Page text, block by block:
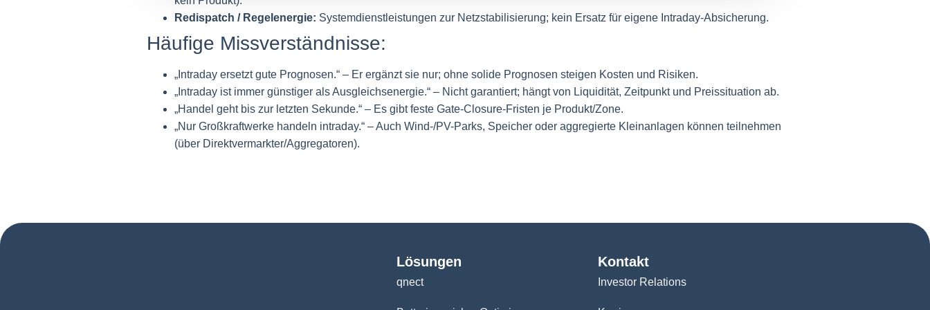
Redispatch / Regelenergie: Systemdienstleistungen zur Netzstabilisierung; kein Ersatz für eigene Intraday-Absicherung.
Häufige Missverständnisse:
„Intraday ersetzt gute Prognosen.“ – Er ergänzt sie nur; ohne solide Prognosen steigen Kosten und Risiken.
„Intraday ist immer günstiger als Ausgleichsenergie.“ – Nicht garantiert; hängt von Liquidität, Zeitpunkt und Preissituation ab.
„Handel geht bis zur letzten Sekunde.“ – Es gibt feste Gate-Closure-Fristen je Produkt/Zone.
„Nur Großkraftwerke handeln intraday.“ – Auch Wind-/PV-Parks, Speicher oder aggregierte Kleinanlagen können teilnehmen
(über Direktvermarkter/Aggregatoren).
Lösungen
qnect
Kontakt
Investor Relations